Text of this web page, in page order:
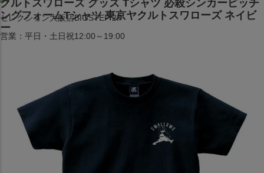
セレクション大阪店BIGSTEP 2F
営業：平日・土日祝12:00～19:00
大阪府大阪市中央区西心斎橋1丁目6番14号
TEL:06-4708-3300
クルトスワローズ グッズ Tシャツ 必殺シンカーピッチ
ングフォームTシャツ 東京ヤクルトスワローズ ネイビ
ー